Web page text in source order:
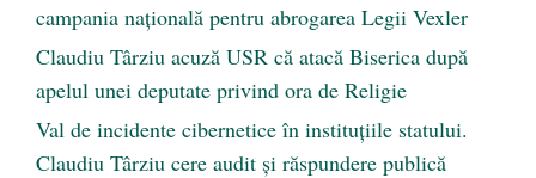
campania națională pentru abrogarea Legii Vexler
Claudiu Târziu acuză USR că atacă Biserica după
apelul unei deputate privind ora de Religie
Val de incidente cibernetice în instituțiile statului.
Claudiu Târziu cere audit și răspundere publică